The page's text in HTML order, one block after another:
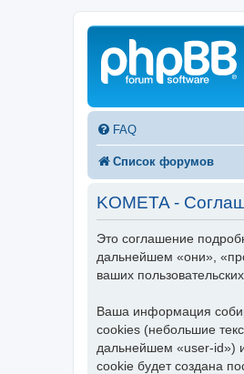
FAQ
Список форумов
KOMETA -
Это соглашение
дальнейшем «они»,
ваших
Ваша информация
cookies (небольшие
дальнейшем «user-id»)
cookie будет создана